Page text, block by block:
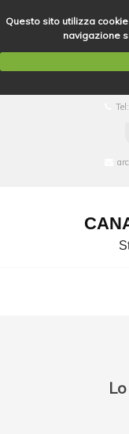
Questo sito utilizza
navigazione